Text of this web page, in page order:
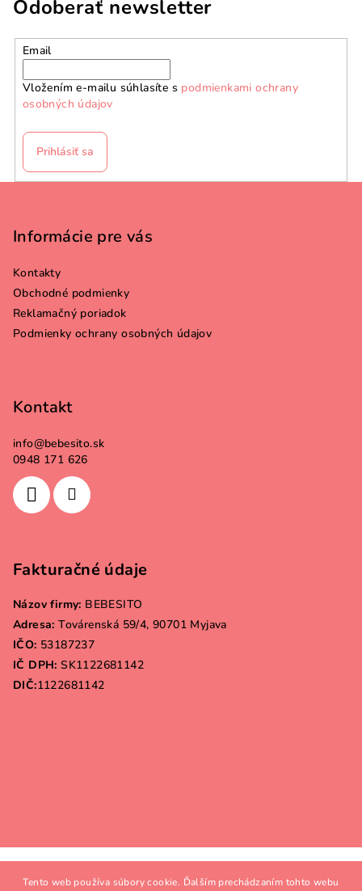
Tento web používa súbory cookie. Ďalším prechádzaním tohto webu
Odoberať newsletter
Email
Vložením e-mailu súhlasíte s podmienkami ochrany
osobných údajov
Prihlásiť sa
Informácie pre vás
Kontakty
Obchodné podmienky
Reklamačný poriadok
Podmienky ochrany osobných údajov
Kontakt
info@bebesito.sk
0948 171 626
Fakturačné údaje
Názov firmy: BEBESITO
Adresa: Továrenská 59/4, 90701 Myjava
IČO: 53187237
IČ DPH: SK1122681142
DIČ:1122681142
Copyright 2026Bebesito.sk. Všetky práva vyhradené.